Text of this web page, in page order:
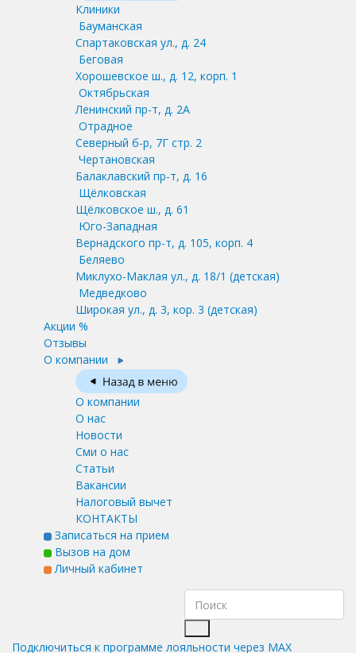
Клиники
Бауманская
Спартаковская ул., д. 24
Беговая
Хорошевское ш., д. 12, корп. 1
Октябрьская
Ленинский пр-т, д. 2А
Отрадное
Северный б-р, 7Г стр. 2
Чертановская
Балаклавский пр-т, д. 16
Щёлковская
Щёлковское ш., д. 61
Юго-Западная
Вернадского пр-т, д. 105, корп. 4
Беляево
Миклухо-Маклая ул., д. 18/1 (детская)
Медведково
Широкая ул., д. 3, кор. 3 (детская)
Акции %
Отзывы
О компании
О компании
О нас
Новости
Сми о нас
Статьи
Вакансии
Налоговый вычет
КОНТАКТЫ
Записаться на прием
Вызов на дом
Личный кабинет
Подключиться к программе лояльности через MAX